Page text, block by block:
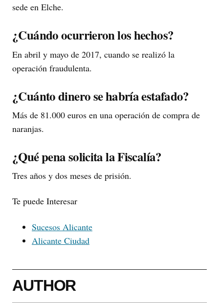
sede en Elche.
¿Cuándo ocurrieron los hechos?
En abril y mayo de 2017, cuando se realizó la
operación fraudulenta.
¿Cuánto dinero se habría estafado?
Más de 81.000 euros en una operación de compra de
naranjas.
¿Qué pena solicita la Fiscalía?
Tres años y dos meses de prisión.
Te puede Interesar
Sucesos Alicante
Alicante Ciudad
AUTHOR